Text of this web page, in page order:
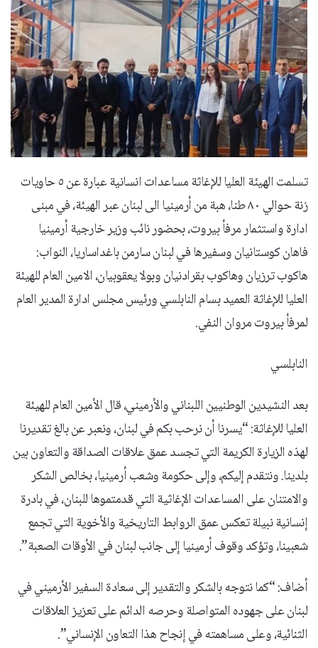
تسلمت الهيئة العليا للإغاثة مساعدات انسانية عبارة عن ٥ حاويات
زنة حوالي ٨٠ طنا، هبة من أرمينيا الى لبنان عبر الهيئة، في مبنى
ادارة واستثمار مرفأ بيروت، بحضور نائب وزير خارجية أرمينيا
فاهان كوستانيان وسفيرها في لبنان سارمن باغداساريا، النواب:
هاكوب ترزيان وهاكوب بقرادنيان وبولا يعقوبيان، الامين العام للهيئة
العليا للإغاثة العميد بسام النابلسي ورئيس مجلس ادارة المدير العام
لمرفأ بيروت مروان النفي.
النابلسي
بعد النشيدين الوطنيين اللبناني والأرميني، قال الأمين العام للهيئة
العليا للإغاثة: “يسرنا أن نرحب بكم في لبنان، ونعبر عن بالغ تقديرنا
لهذه الزيارة الكريمة التي تجسد عمق علاقات الصداقة والتعاون بين
بلدينا. ونتقدم إليكم، وإلى حكومة وشعب أرمينيا، بخالص الشكر
والامتنان على المساعدات الإغاثية التي قدمتموها للبنان، في بادرة
إنسانية نبيلة تعكس عمق الروابط التاريخية والأخوية التي تجمع
شعبينا، وتؤكد وقوف أرمينيا إلى جانب لبنان في الأوقات الصعبة”.
أضاف: “كما نتوجه بالشكر والتقدير إلى سعادة السفير الأرميني في
لبنان على جهوده المتواصلة وحرصه الدائم على تعزيز العلاقات
الثنائية، وعلى مساهمته في إنجاح هذا التعاون الإنساني”.